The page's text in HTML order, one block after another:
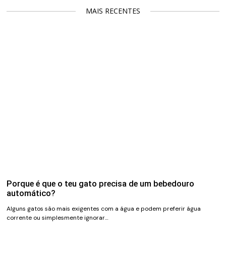
MAIS RECENTES
Porque é que o teu gato precisa de um bebedouro
automático?
Alguns gatos são mais exigentes com a água e podem preferir água
corrente ou simplesmente ignorar…